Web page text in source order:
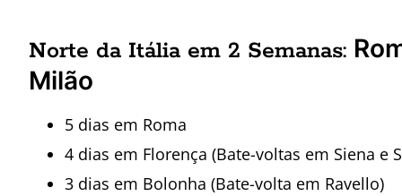
Norte da Itália em 2 Semanas:
Milão
5 dias em Roma
4 dias em Florença (Bate-voltas em Siena e
3 dias em Bolonha (Bate-volta em Ravello)